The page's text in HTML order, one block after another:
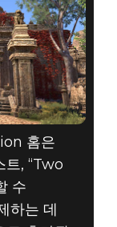
홈은
, “Two
수
하는 데